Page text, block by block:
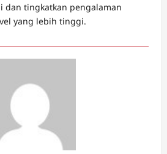
tingkatkan pengalaman
yang lebih tinggi.